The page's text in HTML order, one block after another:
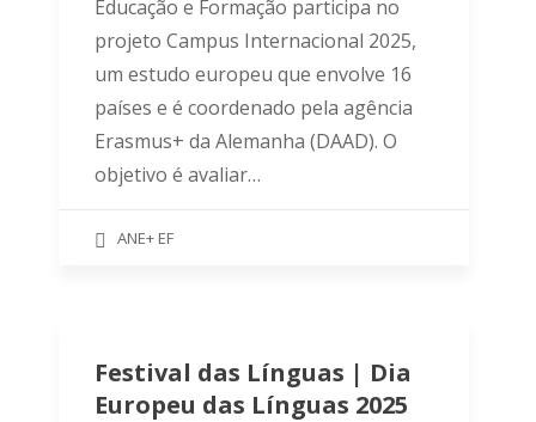
Educação e Formação participa no
projeto Campus Internacional 2025,
um estudo europeu que envolve 16
países e é coordenado pela agência
Erasmus+ da Alemanha (DAAD). O
objetivo é avaliar…
ANE+ EF
Festival das Línguas | Dia
Europeu das Línguas 2025